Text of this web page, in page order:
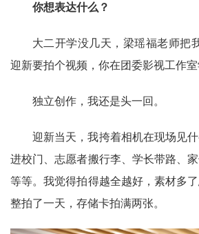
你想表达什么？
大二开学没几天，梁瑶福老师把
迎新要拍个视频，你在团委影视工作
独立创作，我还是头一回。
迎新当天，我挎着相机在现场见
进校门、志愿者搬行李、学长带路、
等等。我觉得拍得越全越好，素材多
整拍了一天，存储卡拍满两张。